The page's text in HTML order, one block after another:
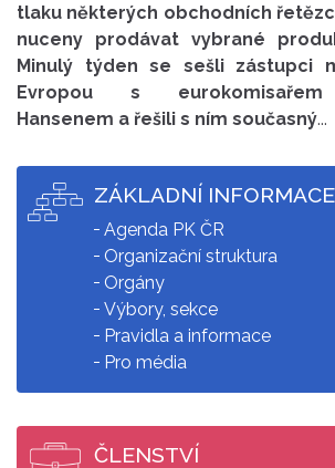
tlaku některých obchodních
nuceny prodávat vybrané
Minulý týden se sešli zástupci
Evropou s eurokomisařem
Hansenem a řešili s ním současný...
ZÁKLADNÍ INFORMACE
Agenda PK ČR
Organizační struktura
Orgány
Výbory, sekce
Pravidla a informace
Pro média
ČLENSTVÍ